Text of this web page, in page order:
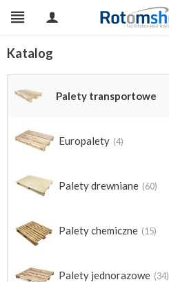
Katalog
Palety transportowe
Europalety (4)
Palety drewniane (60)
Palety chemiczne (15)
Palety jednorazowe (34)